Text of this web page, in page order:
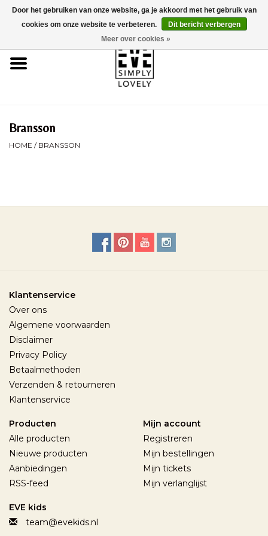
0 Artikelen - €0,00
Home
Duurzaamheid
Bransson
HOME / BRANSSON
Klantenservice
Over ons
Algemene voorwaarden
Disclaimer
Privacy Policy
Betaalmethoden
Verzenden & retourneren
Klantenservice
Producten
Alle producten
Nieuwe producten
Aanbiedingen
RSS-feed
Mijn account
Registreren
Mijn bestellingen
Mijn tickets
Mijn verlanglijst
EVE kids
team@evekids.nl
Door het gebruiken van onze website, ga je akkoord met het gebruik van
cookies om onze website te verbeteren.
Dit bericht verbergen
Meer over cookies »